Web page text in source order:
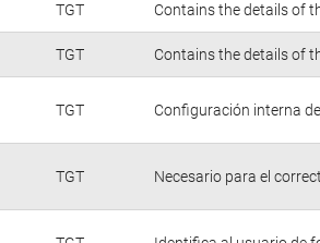
TGT Contains the details of
TGT Contains the details of
TGT Configuración interna
TGT Necesario para el